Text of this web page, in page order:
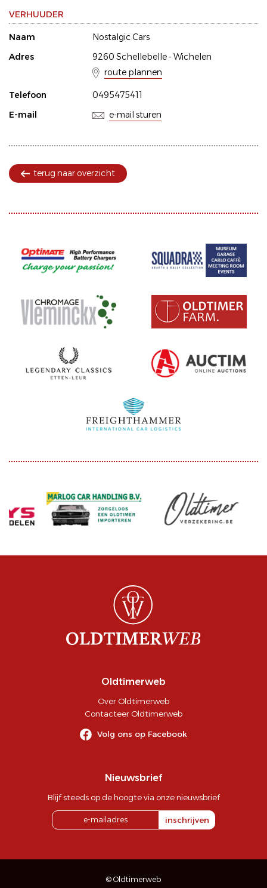
VERHUUDER
Naam
Nostalgic Cars
Adres
9260 Schellebelle - Wichelen
route plannen
Telefoon
0495475411
E-mail
e-mail sturen
terug naar overzicht
Oldtimerweb
Over Oldtimerweb
Contacteer Oldtimerweb
Volg ons op Facebook
Nieuwsbrief
Blijf steeds op de hoogte via onze nieuwsbrief
inschrijven
© Oldtimerweb